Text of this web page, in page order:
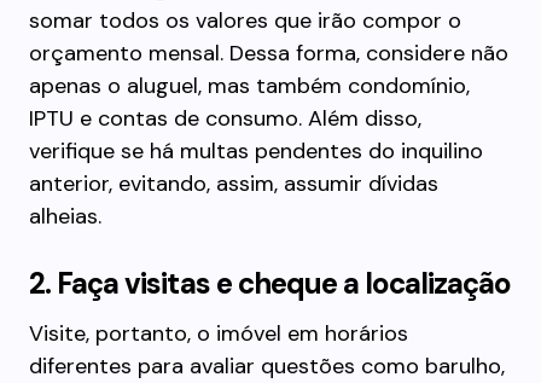
somar todos os valores que irão compor o
orçamento mensal. Dessa forma, considere não
apenas o aluguel, mas também condomínio,
IPTU e contas de consumo. Além disso,
verifique se há multas pendentes do inquilino
anterior, evitando, assim, assumir dívidas
alheias.
2. Faça visitas e cheque a localização
Visite, portanto, o imóvel em horários
diferentes para avaliar questões como barulho,